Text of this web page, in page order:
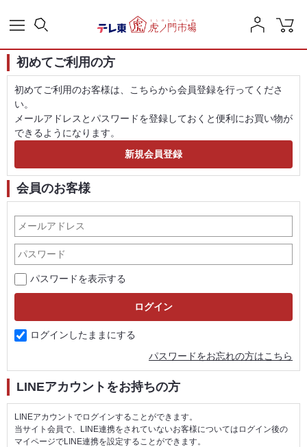
初めてご利用の方
初めてご利用のお客様は、こちらから会員登録を行ってくださ
い。
メールアドレスとパスワードを登録しておくと便利にお買い物が
できるようになります。
会員のお客様
パスワードを表示する
ログインしたままにする
パスワードをお忘れの方はこちら
LINEアカウントをお持ちの方
LINEアカウントでログインすることができます。
当サイト会員で、LINE連携をされていないお客様についてはログイン後の
マイページでLINE連携を設定することができます。